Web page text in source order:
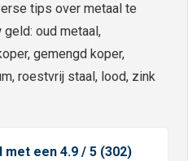
tips over metaal te
geld: oud metaal,
gemengd koper,
roestvrij staal, lood, zink
een 4.9 / 5 (302)